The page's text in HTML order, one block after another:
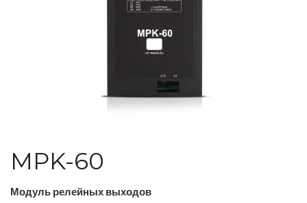
MPK-60
Модуль релейных выходов